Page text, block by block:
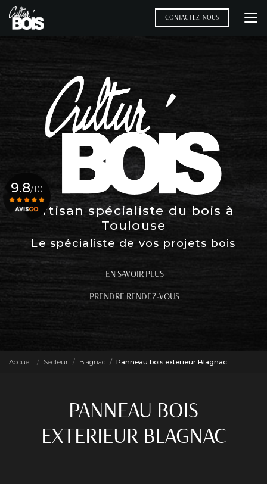
Aller
au
contenu
CONTACTEZ-NOUS
Artisan spécialiste du bois à
Toulouse
Le spécialiste de vos projets bois
EN SAVOIR PLUS
PRENDRE RENDEZ-VOUS
9.8/10
Accueil Secteur Blagnac Panneau bois exterieur Blagnac
PANNEAU BOIS
EXTERIEUR BLAGNAC